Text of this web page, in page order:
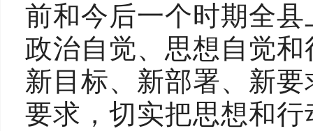
前和今后一个时期全
政治自觉、思想自觉
新目标、新部署、新
要求，切实把思想和